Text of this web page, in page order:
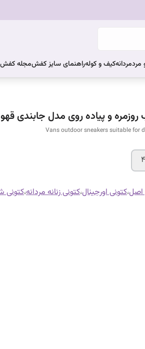
مردانهکیف و کولهراهنمای سایز کفشمجله کفش
و پیاده روی مدل جابندی
Vans outdoor sneakers suitable for
اصل،کتونی اورجینال،کتونی زنانه مردانه،کتونی